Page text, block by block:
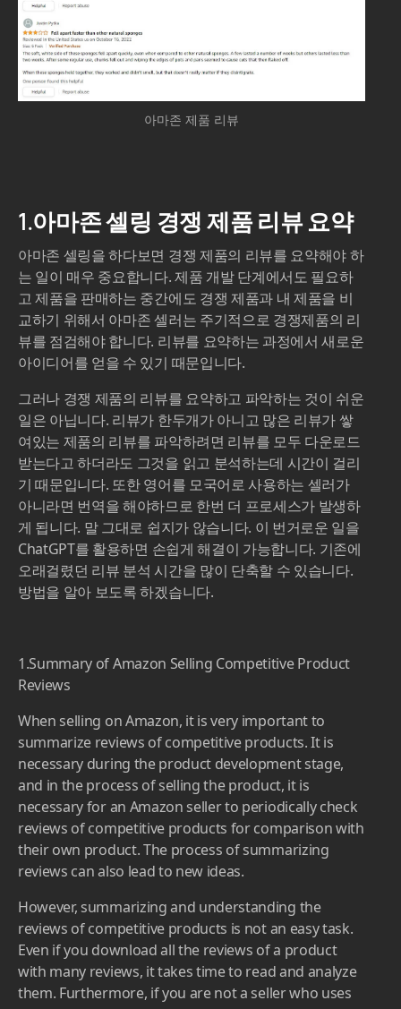
아마존 제품 리뷰
1.아마존 셀링 경쟁 제품 리뷰 요약
아마존 셀링을 하다보면 경쟁 제품의 리뷰를 요약해야 하
는 일이 매우 중요합니다. 제품 개발 단계에서도 필요하
고 제품을 판매하는 중간에도 경쟁 제품과 내 제품을 비
교하기 위해서 아마존 셀러는 주기적으로 경쟁제품의 리
뷰를 점검해야 합니다. 리뷰를 요약하는 과정에서 새로운
아이디어를 얻을 수 있기 때문입니다.
그러나 경쟁 제품의 리뷰를 요약하고 파악하는 것이 쉬운
일은 아닙니다. 리뷰가 한두개가 아니고 많은 리뷰가 쌓
여있는 제품의 리뷰를 파악하려면 리뷰를 모두 다운로드
받는다고 하더라도 그것을 읽고 분석하는데 시간이 걸리
기 때문입니다. 또한 영어를 모국어로 사용하는 셀러가
아니라면 번역을 해야하므로 한번 더 프로세스가 발생하
게 됩니다. 말 그대로 쉽지가 않습니다. 이 번거로운 일을
ChatGPT를 활용하면 손쉽게 해결이 가능합니다. 기존에
오래걸렸던 리뷰 분석 시간을 많이 단축할 수 있습니다.
방법을 알아 보도록 하겠습니다.
1.Summary of Amazon Selling Competitive Product
Reviews
When selling on Amazon, it is very important to
summarize reviews of competitive products. It is
necessary during the product development stage,
and in the process of selling the product, it is
necessary for an Amazon seller to periodically check
reviews of competitive products for comparison with
their own product. The process of summarizing
reviews can also lead to new ideas.
However, summarizing and understanding the
reviews of competitive products is not an easy task.
Even if you download all the reviews of a product
with many reviews, it takes time to read and analyze
them. Furthermore, if you are not a seller who uses